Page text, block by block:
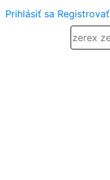
Prihlásiť sa Registrovať